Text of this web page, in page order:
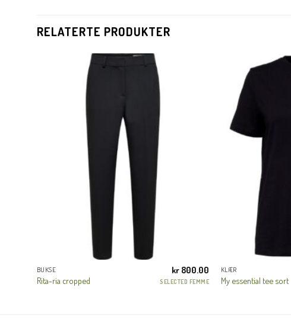
RELATERTE PRODUKTER
BUKSE
Rita-ria cropped
kr 800.00
SELECTED FEMME
KLÆR
My essential tee sort